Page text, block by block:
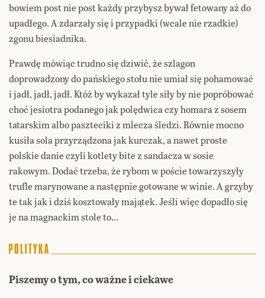
bowiem post nie post każdy przybysz bywał fetowany aż do
upadłego. A zdarzały się i przypadki (wcale nie rzadkie)
zgonu biesiadnika.
Prawdę mówiąc trudno się dziwić, że szlagon
doprowadzony do pańskiego stołu nie umiał się pohamować
i jadł, jadł, jadł. Któż by wykazał tyle siły by nie popróbować
choć jesiotra podanego jak polędwica czy homara z sosem
tatarskim albo paszteciki z mlecza śledzi. Równie mocno
kusiła sola przyrządzona jak kurczak, a nawet proste
polskie danie czyli kotlety bite z sandacza w sosie
rakowym. Dodać trzeba, że rybom w poście towarzyszyły
trufle marynowane a następnie gotowane w winie. A grzyby
te tak jak i dziś kosztowały majątek. Jeśli więc dopadło się
je na magnackim stole to…
Piszemy o tym, co ważne i ciekawe